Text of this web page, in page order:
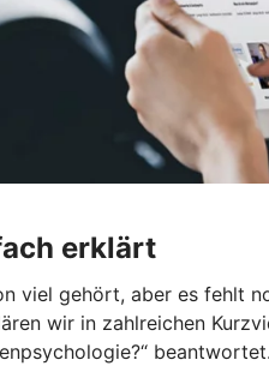
erklärt
viel gehört, aber es fehlt
wir in zahlreichen